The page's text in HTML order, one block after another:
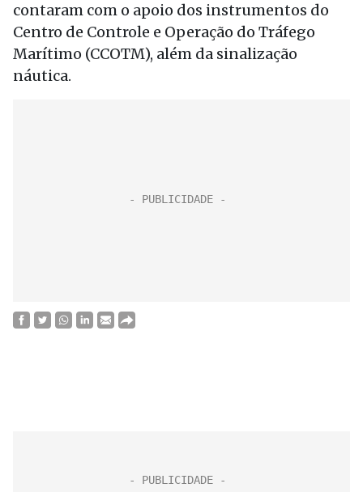
contaram com o apoio dos instrumentos do
Centro de Controle e Operação do Tráfego
Marítimo (CCOTM), além da sinalização
náutica.